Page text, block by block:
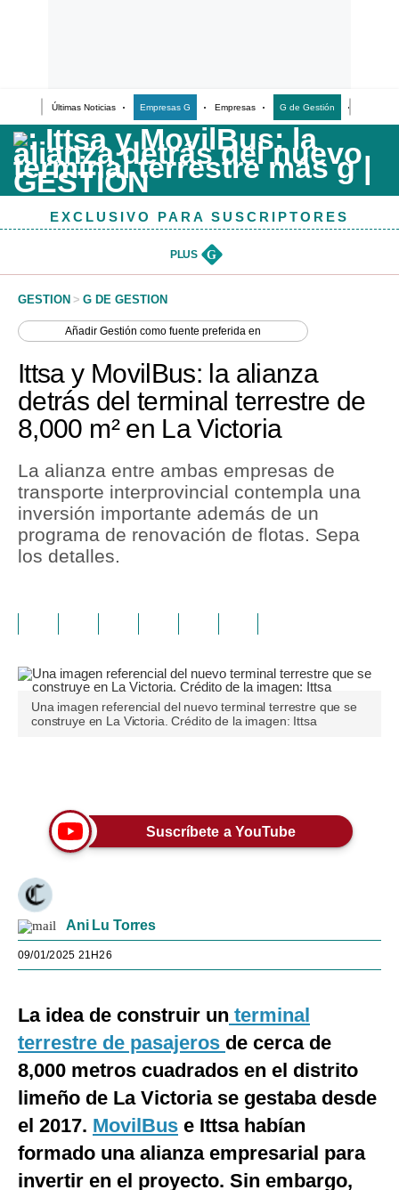
Últimas Noticias Empresas G Empresas G de Gestión
Últimas Noticias
Casos de Estudio
Columnistas
InfografíasEXCLUSIVO PARA SUSCRIPTORES
PLUS G
GESTION > G DE GESTION
AñadirGestión como fuente preferida en
Ittsa y MovilBus: la alianza
detrás del terminal terrestre de
8,000 m² en La Victoria
La alianza entre ambas empresas de
transporte interprovincial contempla una
inversión importante además de un
programa de renovación de flotas. Sepa
los detalles.
Una imagen referencial del nuevo terminal terrestre que se
construye en La Victoria. Crédito de la imagen: Ittsa
Suscríbete a YouTube
Ani Lu Torres
09/01/2025 21H26
La idea de construir un terminal
terrestre de pasajeros de cerca de
8,000 metros cuadrados en el distrito
limeño de La Victoria se gestaba desde
el 2017. MovilBus e Ittsa habían
formado una alianza empresarial para
invertir en el proyecto. Sin embargo,